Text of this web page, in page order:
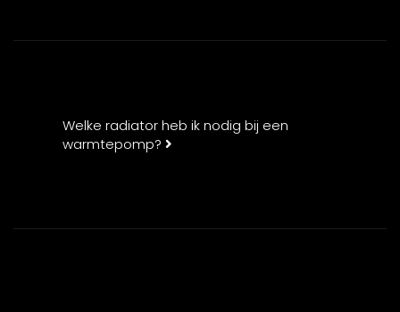
Welke radiator heb ik nodig bij een
warmtepomp?